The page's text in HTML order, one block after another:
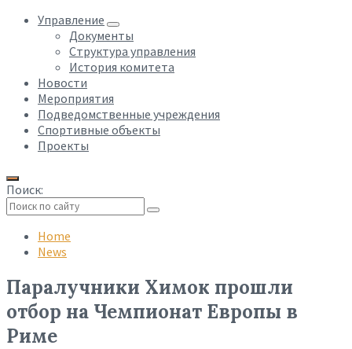
Управление
Документы
Структура управления
История комитета
Новости
Мероприятия
Подведомственные учреждения
Спортивные объекты
Проекты
Поиск:
search
Home
News
Паралучники Химок прошли
отбор на Чемпионат Европы в
Риме